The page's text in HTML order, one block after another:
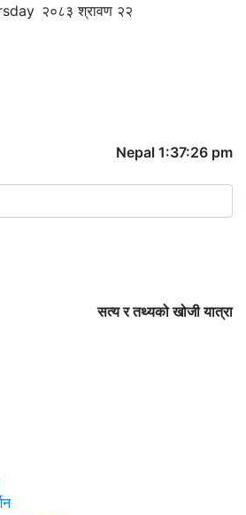
२०८३ श्रावण २२
Nepal 1:37:26 pm
सत्य र तथ्यको खोजी यात्रा